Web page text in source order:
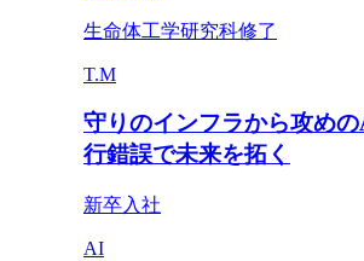
生命体工学研究科修了
T.M
守りのインフラから攻め
行錯誤で未来を拓く
新卒入社
AI